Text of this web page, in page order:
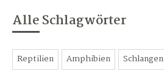
Alle Schlagwörter
Reptilien Amphibien Schlangen